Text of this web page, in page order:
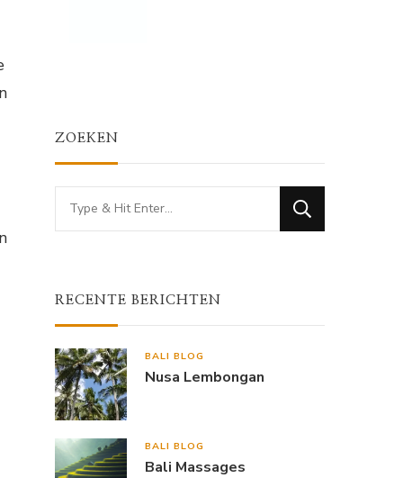
ZOEKEN
Looking
for
RECENTE BERICHTEN
BALI BLOG
Nusa Lembongan
BALI BLOG
Bali Massages